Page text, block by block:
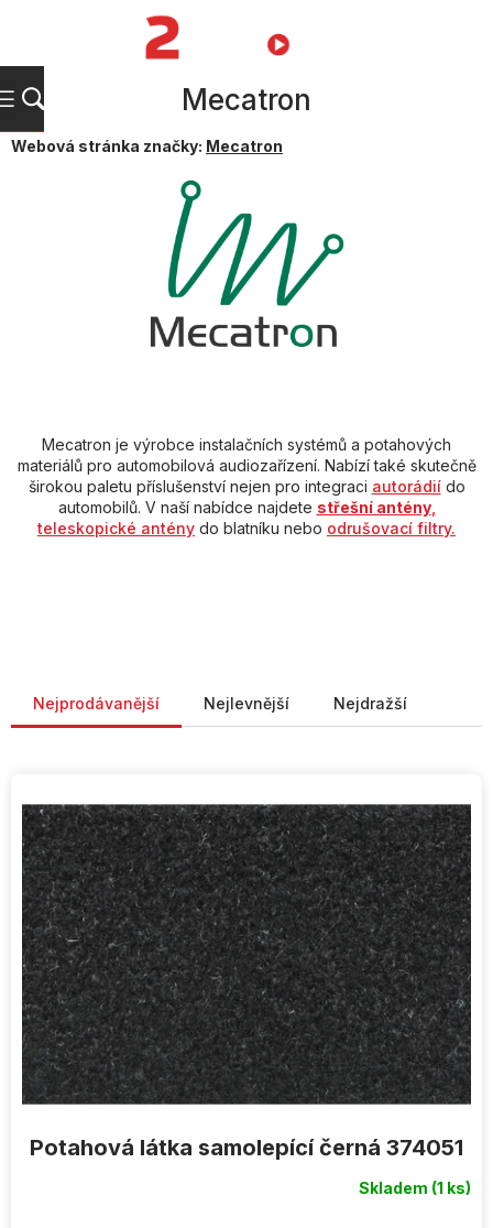
Mecatron
Webová stránka značky: Mecatron
Mecatron je výrobce instalačních systémů a potahových
materiálů pro automobilová audiozařízení. Nabízí také skutečně
širokou paletu příslušenství nejen pro integraci autorádiído
automobilů. V naší nabídce najdete střešní antény,
teleskopické antény do blatníku nebo odrušovací filtry.
Nejprodávanější Nejlevnější Nejdražší
p
o
d
Potahová látka samolepící černá 374051
Skladem (1 ks)